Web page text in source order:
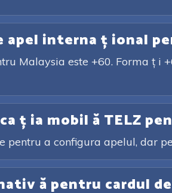
apel interna ț ional
Malaysia este +60. Forma ț i
ț ia mobil ă TELZ
pentru a configura apelul, dar
ă pentru cardul